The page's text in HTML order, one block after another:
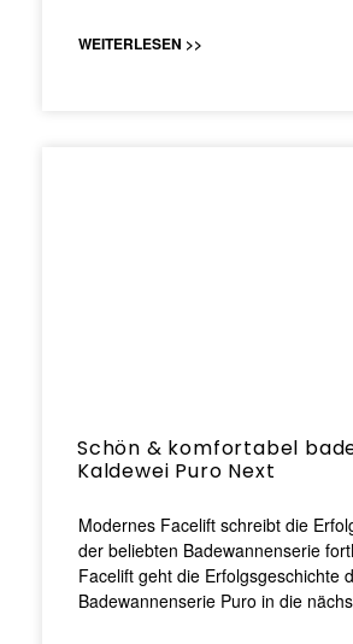
WEITERLESEN >>
Schön & komfortabel
Kaldewei Puro Next
Modernes Facelift schreibt die
der beliebten Badewannenserie
Facelift geht die Erfolgsgeschichte
Badewannenserie Puro in die